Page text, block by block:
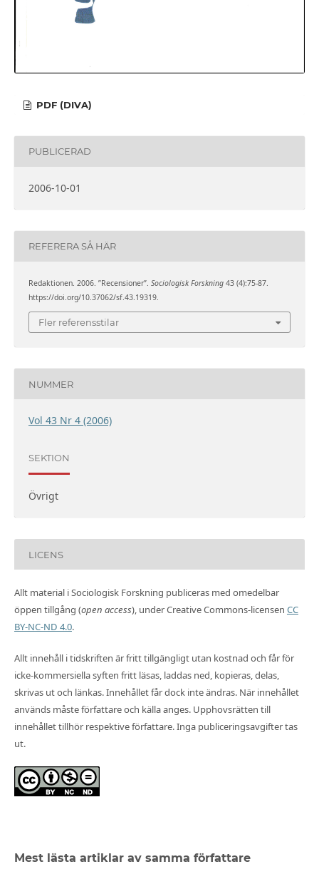
PDF (DIVA)
PUBLICERAD
2006-10-01
REFERERA SÅ HÄR
Redaktionen. 2006. ”Recensioner”. Sociologisk Forskning43 (4):75-87.
https://doi.org/10.37062/sf.43.19319.
Fler referensstilar
NUMMER
Vol 43 Nr 4 (2006)
SEKTION
Övrigt
LICENS
Allt material i Sociologisk Forskning publiceras med omedelbar
öppen tillgång (open access), under Creative Commons-licensen CC
BY-NC-ND 4.0.
Allt innehåll i tidskriften är fritt tillgängligt utan kostnad och får för
icke-kommersiella syften fritt läsas, laddas ned, kopieras, delas,
skrivas ut och länkas. Innehållet får dock inte ändras. När innehållet
används måste författare och källa anges. Upphovsrätten till
innehållet tillhör respektive författare. Inga publiceringsavgifter tas
ut.
Mest lästa artiklar av samma författare